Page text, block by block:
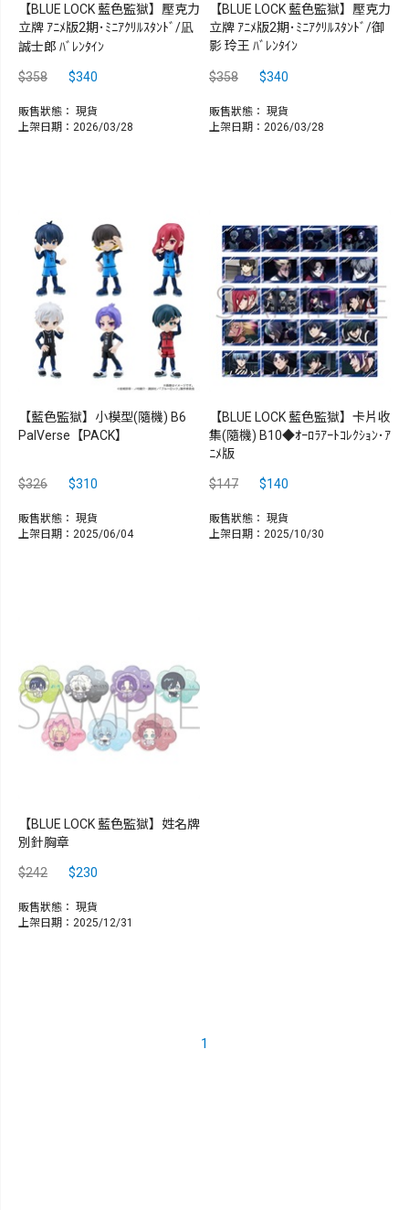
【BLUE LOCK 藍色監獄】壓克力
立牌 ｱﾆﾒ版2期･ﾐﾆｱｸﾘﾙｽﾀﾝﾄﾞ/凪
誠士郎 ﾊﾞﾚﾝﾀｲﾝ
$358 $340
販售狀態： 現貨
上架日期：2026/03/28
【BLUE LOCK 藍色監獄】壓克力
立牌 ｱﾆﾒ版2期･ﾐﾆｱｸﾘﾙｽﾀﾝﾄﾞ/御
影 玲王 ﾊﾞﾚﾝﾀｲﾝ
$358 $340
販售狀態： 現貨
上架日期：2026/03/28
【藍色監獄】小模型(隨機) B6
PalVerse【PACK】
$326 $310
販售狀態： 現貨
上架日期：2025/06/04
【BLUE LOCK 藍色監獄】卡片收
集(隨機) B10◆ｵｰﾛﾗｱｰﾄｺﾚｸｼｮﾝ･ｱ
ﾆﾒ版
$147 $140
販售狀態： 現貨
上架日期：2025/10/30
【BLUE LOCK 藍色監獄】姓名牌
別針胸章
$242 $230
販售狀態： 現貨
上架日期：2025/12/31
1